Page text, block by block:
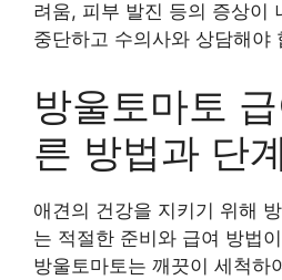
려움, 피부 발진 등의 증상이
중단하고 수의사와 상담해야
방울토마토
른 방법과 단
애견의 건강을 지키기 위해
는 적절한 준비와 급여 방법
방울토마토는 깨끗이 세척하